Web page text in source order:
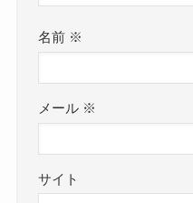
名前 ※
メール ※
サイト